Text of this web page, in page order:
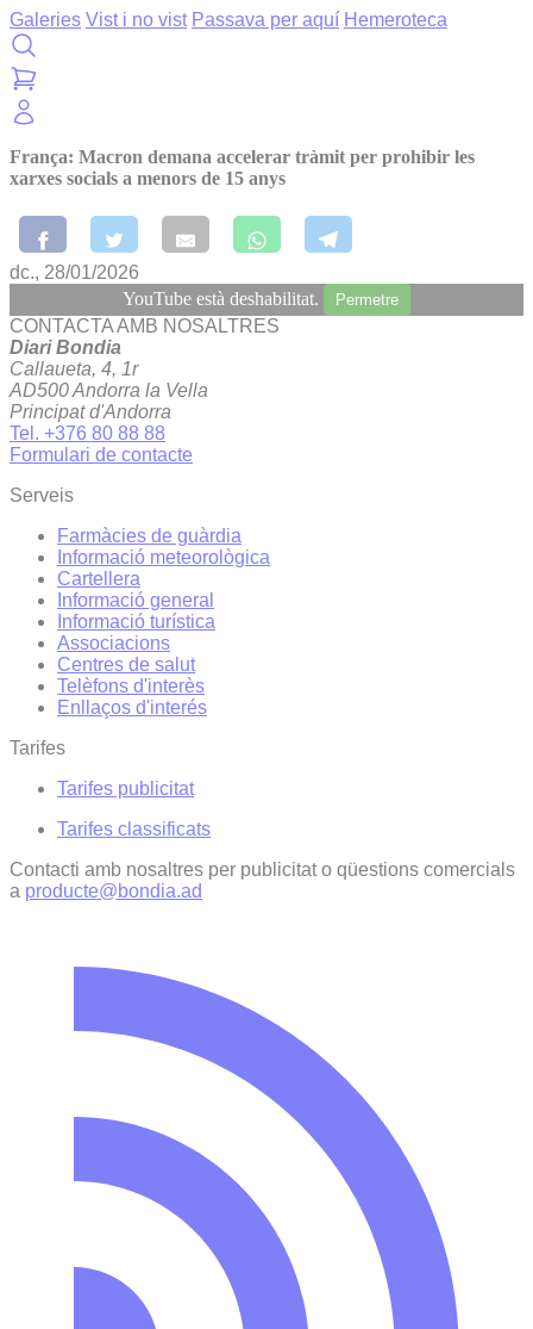
Galeries Vist i no vist Passava per aquí Hemeroteca
França: Macron demana accelerar tràmit per prohibir les
xarxes socials a menors de 15 anys
dc., 28/01/2026
YouTube està deshabilitat.
Permetre
CONTACTA AMB NOSALTRES
Diari Bondia
Callaueta, 4, 1r
AD500 Andorra la Vella
Principat d'Andorra
Tel. +376 80 88 88
Formulari de contacte
Serveis
Farmàcies de guàrdia
Informació meteorològica
Cartellera
Informació general
Informació turística
Associacions
Centres de salut
Telèfons d'interès
Enllaços d'interés
Tarifes
Tarifes publicitat
Tarifes classificats
Contacti amb nosaltres per publicitat o qüestions comercials
a producte@bondia.ad